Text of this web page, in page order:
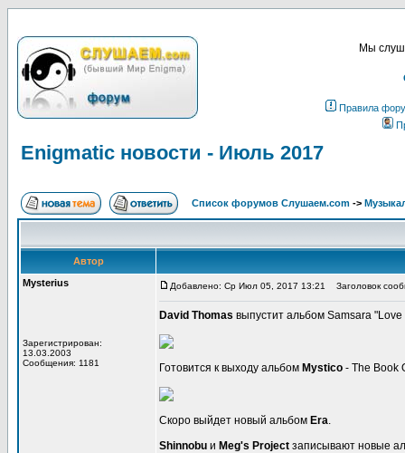
Мы
Правила
Enigmatic новости - Июль 2017
Список форумов Слушаем.com ->
Автор
Mysterius
Зарегистрирован:
13.03.2003
Сообщения: 1181
Добавлено: Ср Июл 05, 2017 13:21 Заголовок
David Thomas выпустит альбом Samsara
Готовится к выходу альбом Mystico - The Book
Скоро выйдет новый альбом Era.
Shinnobu и Meg's Project записывают новые